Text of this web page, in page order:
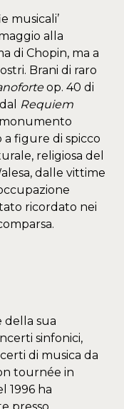
musicali’
alla
di Chopin, ma a
Brani di raro
op. 40 di
Requiem
figure di spicco
religiosa del
dalle vittime
ricordato nei
della sua
sinfonici,
di musica da
tournée in
1996 ha
presso